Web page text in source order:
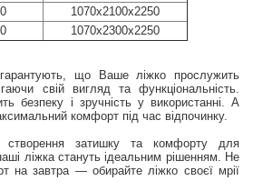
1070х2100х2250
1070х2300х2250
гарантують, що Ваше ліжко прослужить
свій вигляд та функціональність.
безпеку і зручність у використанні. А
комфорт під час відпочинку.
затишку та комфорту для
ліжка стануть ідеальним рішенням. Не
на завтра — обирайте ліжко своєї мрії